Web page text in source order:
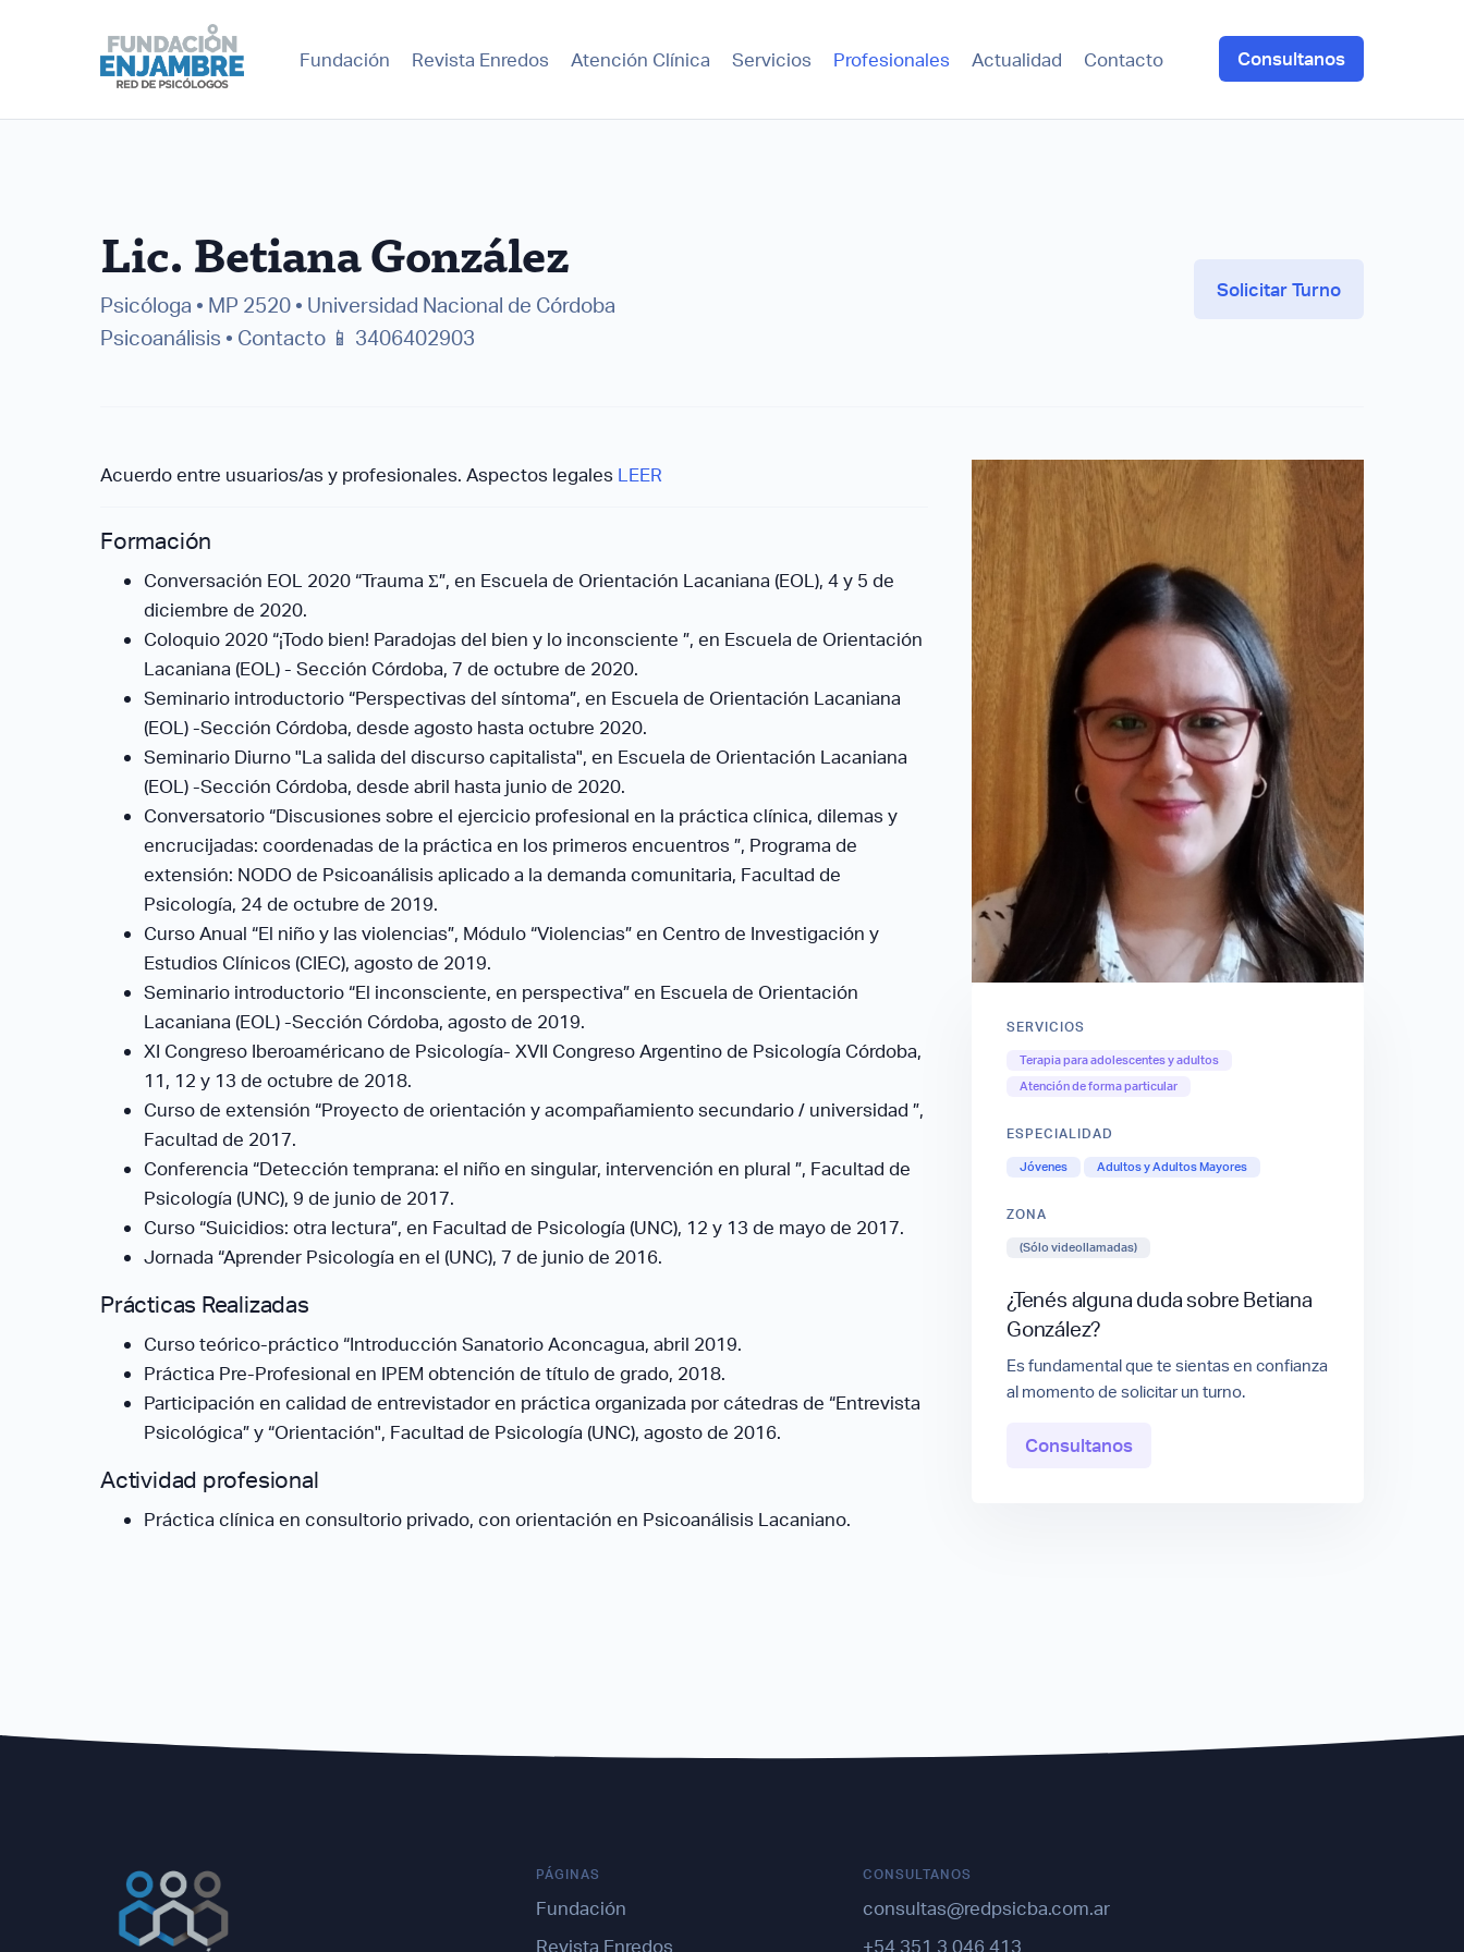
Fundación Revista Enredos Atención Clínica Servicios Profesionales Actualidad Contacto Consultanos
Lic. Betiana González
Psicóloga • MP 2520 • Universidad Nacional de Córdoba
Psicoanálisis • Contacto 📱 3406402903
Solicitar Turno
SERVICIOS
Terapia para adolescentes y adultos
Atención de forma particular
ESPECIALIDAD
Jóvenes Adultos y Adultos Mayores
ZONA
(Sólo videollamadas)
¿Tenés alguna duda sobre Betiana
González?
Es fundamental que te sientas en confianza
al momento de solicitar un turno.
Consultanos
Acuerdo entre usuarios/as y profesionales. Aspectos legales LEER
Formación
Conversación EOL 2020 “Trauma Ʃ”, en Escuela de Orientación Lacaniana (EOL), 4 y 5 de
diciembre de 2020.
Coloquio 2020 “¡Todo bien! Paradojas del bien y lo inconsciente ”, en Escuela de Orientación
Lacaniana (EOL) - Sección Córdoba, 7 de octubre de 2020.
Seminario introductorio “Perspectivas del síntoma”, en Escuela de Orientación Lacaniana
(EOL) -Sección Córdoba, desde agosto hasta octubre 2020.
Seminario Diurno "La salida del discurso capitalista", en Escuela de Orientación Lacaniana
(EOL) -Sección Córdoba, desde abril hasta junio de 2020.
Conversatorio “Discusiones sobre el ejercicio profesional en la práctica clínica, dilemas y
encrucijadas: coordenadas de la práctica en los primeros encuentros ”, Programa de
extensión: NODO de Psicoanálisis aplicado a la demanda comunitaria, Facultad de
Psicología, 24 de octubre de 2019.
Curso Anual “El niño y las violencias”, Módulo “Violencias” en Centro de Investigación y
Estudios Clínicos (CIEC), agosto de 2019.
Seminario introductorio “El inconsciente, en perspectiva” en Escuela de Orientación
Lacaniana (EOL) -Sección Córdoba, agosto de 2019.
XI Congreso Iberoaméricano de Psicología- XVII Congreso Argentino de Psicología Córdoba,
11, 12 y 13 de octubre de 2018.
Curso de extensión “Proyecto de orientación y acompañamiento secundario / universidad ”,
Facultad de 2017.
Conferencia “Detección temprana: el niño en singular, intervención en plural ”, Facultad de
Psicología (UNC), 9 de junio de 2017.
Curso “Suicidios: otra lectura”, en Facultad de Psicología (UNC), 12 y 13 de mayo de 2017.
Jornada “Aprender Psicología en el (UNC), 7 de junio de 2016.
Prácticas Realizadas
Curso teórico-práctico “Introducción Sanatorio Aconcagua, abril 2019.
Práctica Pre-Profesional en IPEM obtención de título de grado, 2018.
Participación en calidad de entrevistador en práctica organizada por cátedras de “Entrevista
Psicológica” y “Orientación", Facultad de Psicología (UNC), agosto de 2016.
Actividad profesional
Práctica clínica en consultorio privado, con orientación en Psicoanálisis Lacaniano.
PÁGINAS
Fundación
Revista Enredos
CONSULTANOS
consultas@redpsicba.com.ar
+54 351 3 046 413